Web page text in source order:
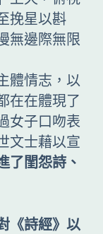
挽星以斟
無邊際無限
體情志，以
在在體現了
女子口吻表
文士藉以宣
了閨怨詩、
《詩經》以